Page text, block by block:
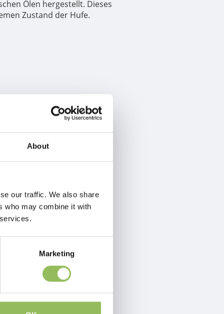
About
our traffic. We also share
who may combine it with
Marketing
Ölen hergestellt. Dieses
Zustand der Hufe.